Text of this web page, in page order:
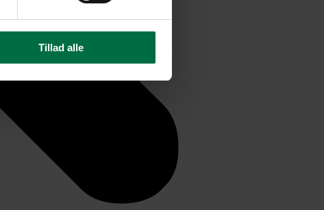
Tillad alle